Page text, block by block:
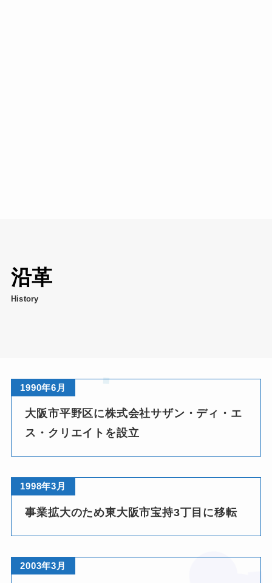
沿革
History
1990年6月
大阪市平野区に株式会社サザン・ディ・エ
ス・クリエイトを設立
1998年3月
事業拡大のため東大阪市宝持3丁目に移転
2003年3月